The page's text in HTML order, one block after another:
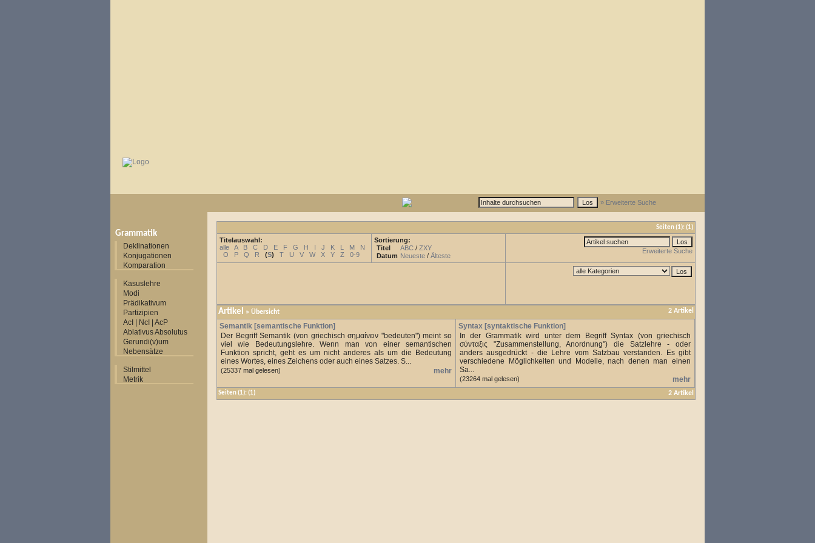
» Erweiterte Suche
Grammatik
Deklinationen
Konjugationen
Komparation
Kasuslehre
Modi
Prädikativum
Partizipien
AcI | NcI | AcP
Ablativus Absolutus
Gerundi(v)um
Nebensätze
Stilmittel
Metrik
Seiten(1): (1)
Titelauswahl:
alle
A B C D E F G H I J K L M
N
O
P Q R (S) T U V W X Y Z 0-9
Sortierung:
Titel
ABC / ZXY
Datum Neueste / Älteste
Erweiterte Suche
Artikel » Übersicht 2 Artikel
Semantik [semantische Funktion]
Der Begriff Semantik (von griechisch σημαίνειν "bedeuten") meint so
viel wie Bedeutungslehre. Wenn man von einer semantischen
Funktion spricht, geht es um nicht anderes als um die Bedeutung
eines Wortes, eines Zeichens oder auch eines Satzes. S...
(25337 mal gelesen) mehr
Syntax [syntaktische Funktion]
In der Grammatik wird unter dem Begriff Syntax (von griechisch
σύνταξις "Zusammenstellung, Anordnung") die Satzlehre - oder
anders ausgedrückt - die Lehre vom Satzbau verstanden. Es gibt
verschiedene Möglichkeiten und Modelle, nach denen man einen
Sa...
(23264 mal gelesen) mehr
Seiten(1): (1) 2 Artikel